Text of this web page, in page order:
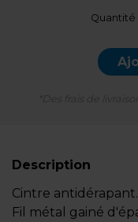
Quantité
Description
Cintre antidérapant.
Fil métal gainé